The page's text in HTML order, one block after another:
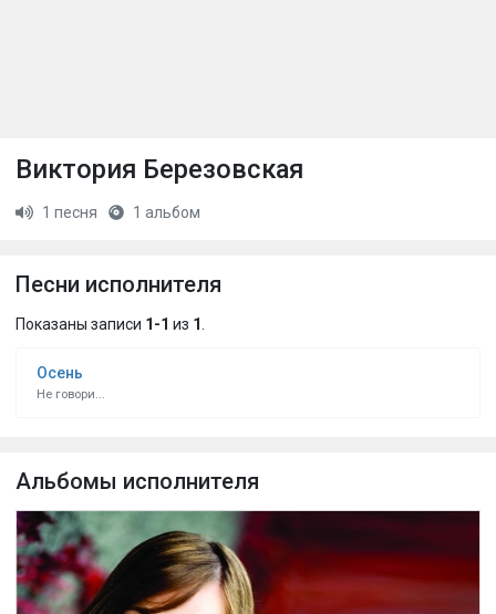
Виктория Березовская
1 песня 1 альбом
Песни исполнителя
Показаны записи 1-1 из 1
Осень
Не говори...
Альбомы исполнителя